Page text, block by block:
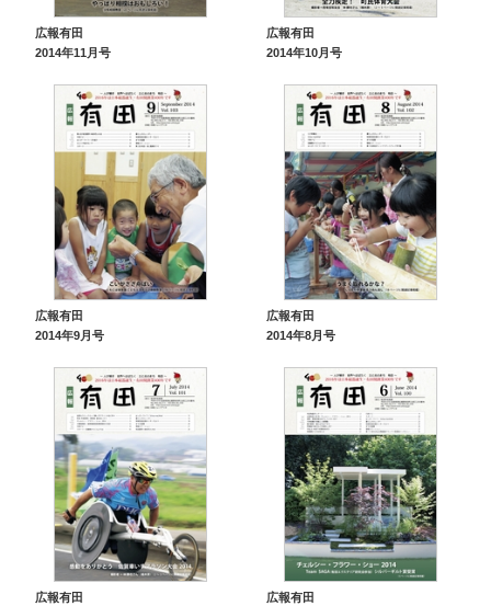
広報有田
2014年11月号
広報有田
2014年10月号
広報有田
2014年9月号
広報有田
2014年8月号
広報有田
広報有田